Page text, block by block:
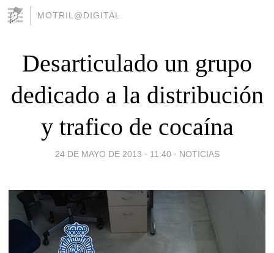
MOTRIL@DIGITAL
Desarticulado un grupo
dedicado a la distribución
y trafico de cocaína
24 DE MAYO DE 2013 - 11:40 - NOTICIAS